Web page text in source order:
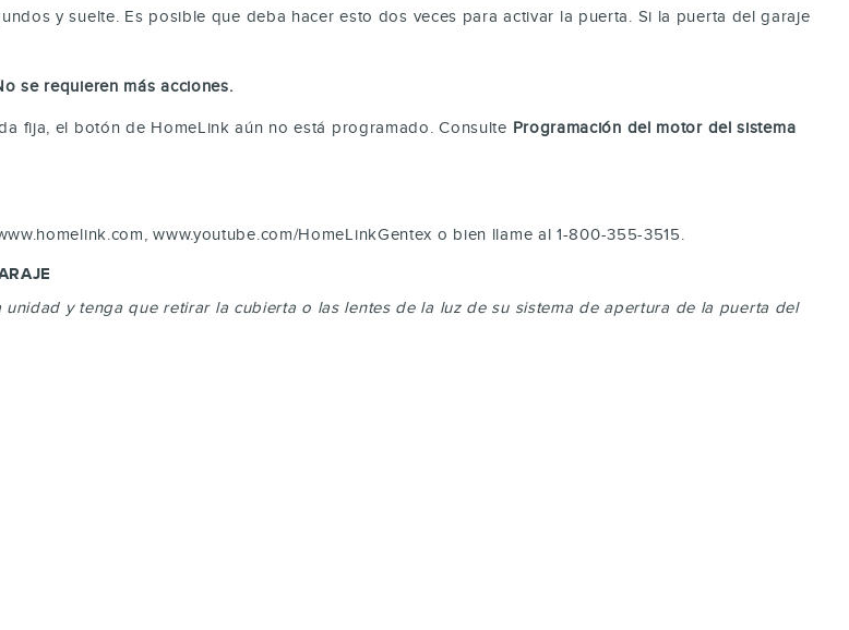
y suelte. Es posible que deba hacer esto dos veces para activar la puerta. Si la puerta del garaje
se requieren más acciones.
fija, el botón de HomeLink aún no está programado. Consulte Programación del motor del sistema
www.youtube.com/HomeLinkGentex o bien llame al 1-800-355-3515.
y tenga que retirar la cubierta o las lentes de la luz de su sistema de apertura de la puerta del